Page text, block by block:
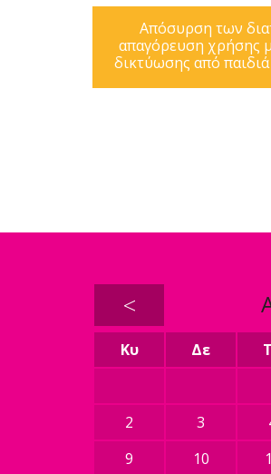
Απόσυρση των
απαγόρευση χρήσης
δικτύωσης από
<
Κυ Δε
2
3
9
10